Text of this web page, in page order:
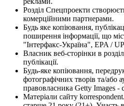
Розділ Спецпроекти
комерційними партнерами.
Будь яке копіювання,
поширення інформації, що
"Інтерфакс-Україна", EPA /
Власник веб-сторінки в
публікації.
Будь-яке копіювання,
фотографічних творів та/або
правовласника Getty Images -
Матеріали сайту